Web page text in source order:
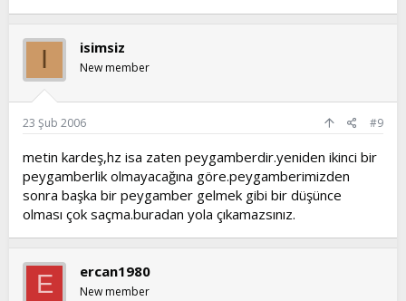
I isimsiz
New member
23 Şub 2006 #9
metin kardeş,hz isa zaten peygamberdir.yeniden ikinci bir
peygamberlik olmayacağına göre.peygamberimizden
sonra başka bir peygamber gelmek gibi bir düşünce
olması çok saçma.buradan yola çıkamazsınız.
E ercan1980
New member